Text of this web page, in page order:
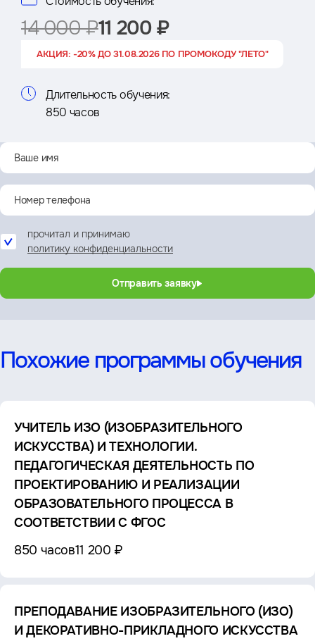
14 000 ₽11 200 ₽
АКЦИЯ: -20% ДО 31.08.2026 ПО ПРОМОКОДУ "ЛЕТО"
Длительность обучения:
850 часов
прочитал и принимаю
политику конфиденциальности
Отправить заявку
Похожие программы обучения
УЧИТЕЛЬ ИЗО (ИЗОБРАЗИТЕЛЬНОГО
ИСКУССТВА) И ТЕХНОЛОГИИ.
ПЕДАГОГИЧЕСКАЯ ДЕЯТЕЛЬНОСТЬ ПО
ПРОЕКТИРОВАНИЮ И РЕАЛИЗАЦИИ
ОБРАЗОВАТЕЛЬНОГО ПРОЦЕССА В
СООТВЕТСТВИИ С ФГОС
850 часов11 200 ₽
ПРЕПОДАВАНИЕ ИЗОБРАЗИТЕЛЬНОГО (ИЗО)
И ДЕКОРАТИВНО-ПРИКЛАДНОГО ИСКУССТВА